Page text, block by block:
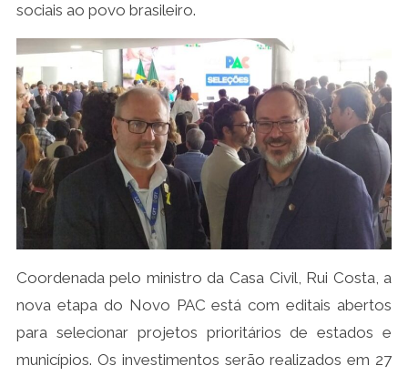
sociais ao povo brasileiro.
Coordenada pelo ministro da Casa Civil, Rui Costa, a
nova etapa do Novo PAC está com editais abertos
para selecionar projetos prioritários de estados e
municípios. Os investimentos serão realizados em 27